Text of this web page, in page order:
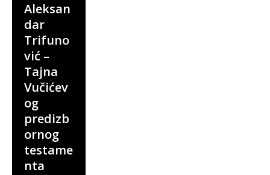
Aleksan
dar
Trifuno
vić –
Tajna
Vučićev
og
predizb
ornog
testame
nta